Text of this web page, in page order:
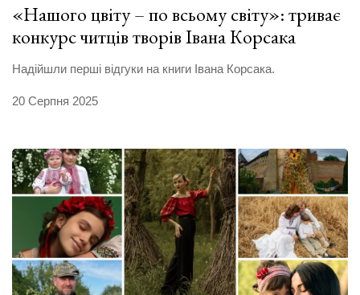
«Нашого цвіту – по всьому світу»: триває
конкурс читців творів Івана Корсака
Надійшли перші відгуки на книги Івана Корсака.
20 Серпня 2025